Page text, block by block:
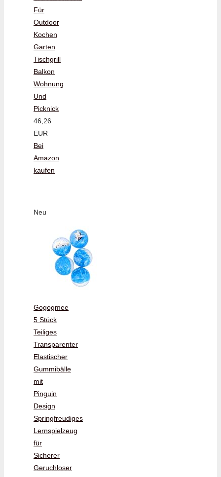
Für
Outdoor
Kochen
Garten
Tischgrill
Balkon
Wohnung
Und
Picknick
46,26
EUR
Bei
Amazon
kaufen
Neu
Gogogmee
5 Stück
Teiliges
Transparenter
Elastischer
Gummibälle
mit
Pinguin
Design
Springfreudiges
Lernspielzeug
für
Sicherer
Geruchloser